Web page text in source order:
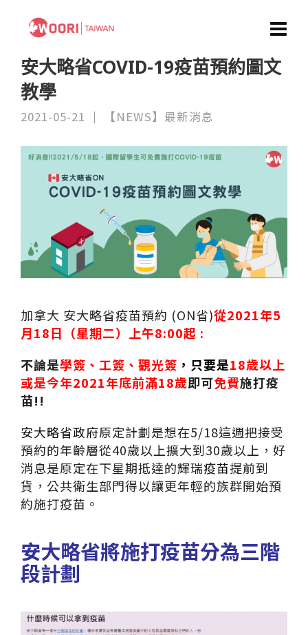
安大略省COVID-19疫苗預約圖文
教學
2021-05-21 【NEWS】最新消息
加拿大 安大略省疫苗預約 (ON省)從2021年5
月18日（星期二）上午8:00起 :
不論是學簽、工簽、觀光簽 ，只要是18歲以上
或是今年2021年底前滿18歲即可免費施打疫
苗!!
安大略省政府原定計劃是想在5/18這週把接受
預約的年齡層從40歲以上擴大到30歲以上，好
消息是原定在下星期抵達的輝瑞疫苗提前到
貨，公共衛生部門得以讓更年輕的族群開始預
約施打疫苗。
安大略省將施打疫苗分為三階
段計劃